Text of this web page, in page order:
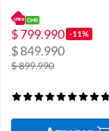
$ 799.990 -11%
$ 849.990
$ 899.990